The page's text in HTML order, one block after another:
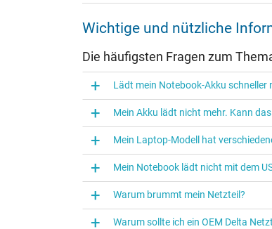
Kategorisierung
Kategorie
Verwendung
Wichtige und nützliche
Die häufigsten Fragen zum
Lädt mein Notebook-Akku schneller
Mein Akku lädt nicht mehr. Kann
Mein Laptop-Modell hat
Mein Notebook lädt nicht mit dem
Warum brummt mein Netzteil?
Warum sollte ich ein OEM Delta